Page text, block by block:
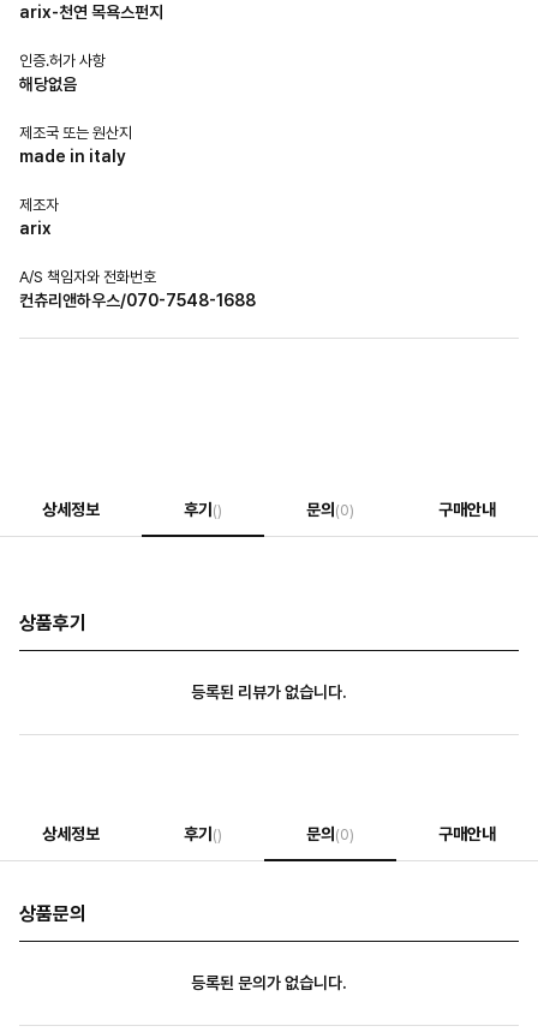
arix-천연 목욕스펀지
인증.허가 사항
해당없음
제조국 또는 원산지
made in italy
제조자
arix
A/S 책임자와 전화번호
컨츄리앤하우스/070-7548-1688
상세정보 후기 () 문의 (0) 구매안내
상품후기
등록된 리뷰가 없습니다.
상세정보 후기 () 문의 (0) 구매안내
상품문의
등록된 문의가 없습니다.